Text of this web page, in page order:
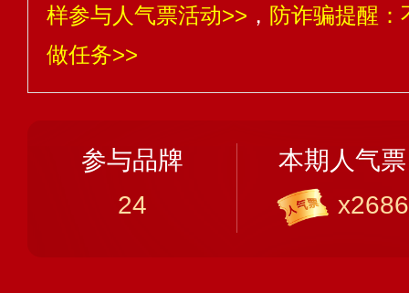
样参与人气票活动>> ， 防诈骗提醒
做任务>>
参与品牌
24
本期人气票
x2686